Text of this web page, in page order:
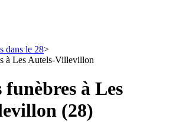
dans le 28
à Les Autels-Villevillon
funèbres à Les
(28)